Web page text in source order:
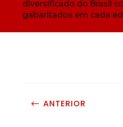
diversificado do Brasil
gabaritados em cada
# ANTERIOR